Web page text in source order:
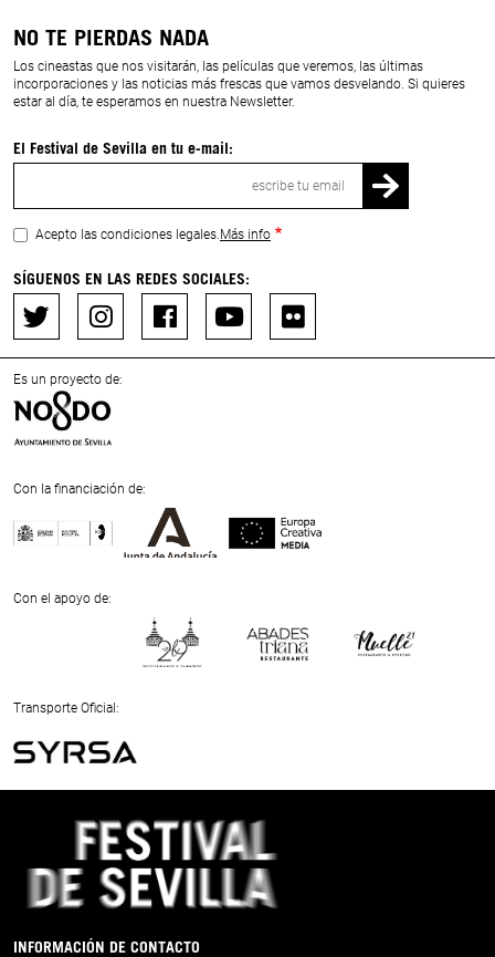
NO TE PIERDAS NADA
Los cineastas que nos visitarán, las películas que veremos, las últimas
incorporaciones y las noticias más frescas que vamos desvelando. Si quieres
estar al día, te esperamos en nuestra Newsletter.
El Festival de Sevilla en tu e-mail:
Acepto las condiciones legales.Más info
SÍGUENOS EN LAS REDES SOCIALES:
Es un proyecto de:
Con la financiación de:
Next
Con el apoyo de:
Next
Transporte Oficial:
Previous
INFORMACIÓN DE CONTACTO